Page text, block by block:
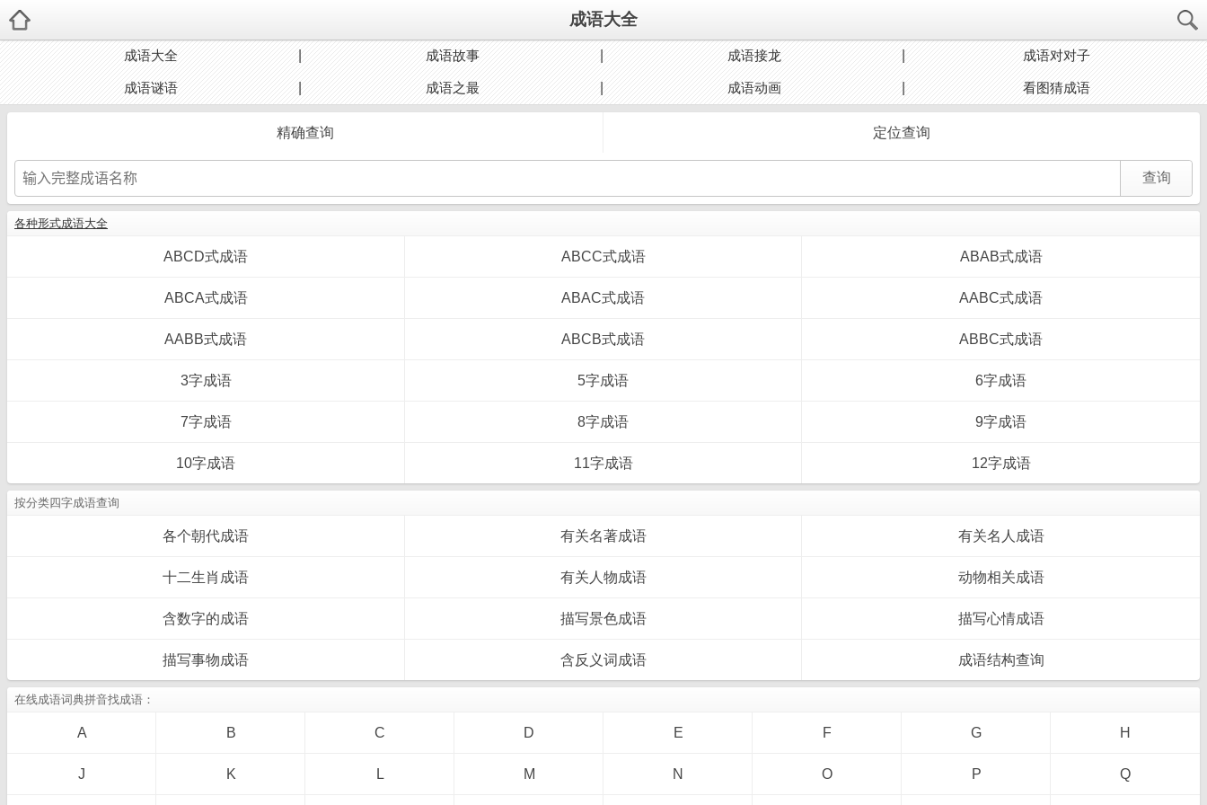
成语大全
成语大全 成语故事 成语接龙 成语对对子
成语谜语 成语之最 成语动画 看图猜成语
精确查询 定位查询
各种形式成语大全
ABCD式成语 ABCC式成语 ABAB式成语
ABCA式成语 ABAC式成语 AABC式成语
AABB式成语 ABCB式成语 ABBC式成语
3字成语 5字成语 6字成语
7字成语 8字成语 9字成语
10字成语 11字成语 12字成语
按分类四字成语查询
各个朝代成语 有关名著成语 有关名人成语
十二生肖成语 有关人物成语 动物相关成语
含数字的成语 描写景色成语 描写心情成语
描写事物成语 含反义词成语 成语结构查询
在线成语词典拼音找成语：
A B C D E F G H
J K L M N O P Q